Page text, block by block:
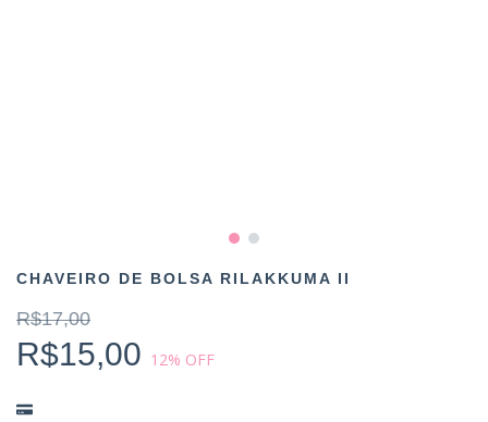
CHAVEIRO DE BOLSA RILAKKUMA II
R$17,00
R$15,00 12% OFF